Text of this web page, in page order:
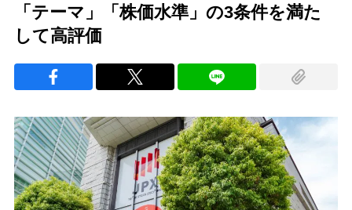
「テーマ」「株価水準」の3条件を満た
して高評価